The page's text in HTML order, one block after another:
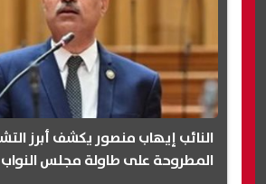
النائب إيهاب منصور يكشف أبرز
المطروحة على طاولة مجلس